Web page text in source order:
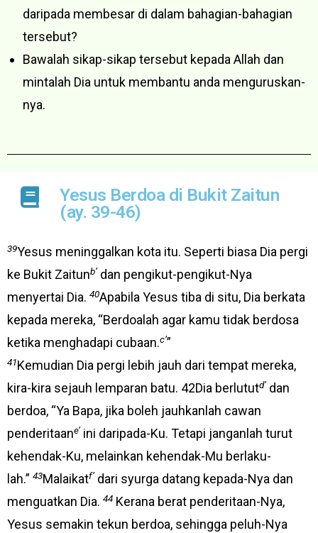
daripada membesar di dalam bahagian-bahagian
tersebut?
Bawalah sikap-sikap tersebut kepada Allah dan
mintalah Dia untuk membantu anda menguruskan-
nya.
Yesus Berdoa di Bukit Zaitun
(ay. 39-46)
39Yesus meninggalkan kota itu. Seperti biasa Dia pergi
ke Bukit Zaitunb’ dan pengikut-pengikut-Nya
menyertai Dia. 40Apabila Yesus tiba di situ, Dia berkata
kepada mereka, “Berdoalah agar kamu tidak berdosa
ketika menghadapi cubaan.c’”
41Kemudian Dia pergi lebih jauh dari tempat mereka,
kira-kira sejauh lemparan batu. 42Dia berlututd’ dan
berdoa, “Ya Bapa, jika boleh jauhkanlah cawan
penderitaane’ ini daripada-Ku. Tetapi janganlah turut
kehendak-Ku, melainkan kehendak-Mu berlaku-
lah.” 43Malaikatf’ dari syurga datang kepada-Nya dan
menguatkan Dia. 44 Kerana berat penderitaan-Nya,
Yesus semakin tekun berdoa, sehingga peluh-Nya